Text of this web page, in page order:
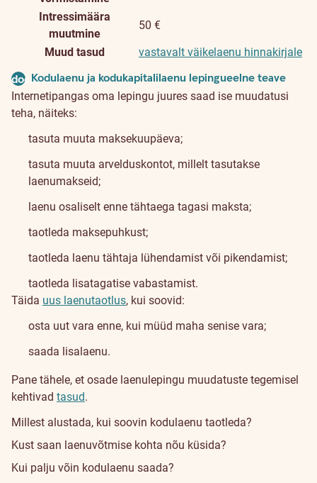
Intressimäära
muutmine
50 €
Muud tasud
vastavalt väikelaenu hinnakirjale
document
Kodulaenu ja kodukapitalilaenu lepingueelne teave
Internetipangas oma lepingu juures saad ise muudatusi
teha, näiteks:
tasuta muuta maksekuupäeva;
tasuta muuta arvelduskontot, millelt tasutakse
laenumakseid;
laenu osaliselt enne tähtaega tagasi maksta;
taotleda maksepuhkust;
taotleda laenu tähtaja lühendamist või pikendamist;
taotleda lisatagatise vabastamist.
Täida uus laenutaotlus, kui soovid:
osta uut vara enne, kui müüd maha senise vara;
saada lisalaenu.
Pane tähele, et osade laenulepingu muudatuste tegemisel
kehtivad tasud.
Millest alustada, kui soovin kodulaenu taotleda?
Kust saan laenuvõtmise kohta nõu küsida?
Kui palju võin kodulaenu saada?